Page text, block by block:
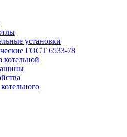
установки
ГОСТ 6533-78
котельной